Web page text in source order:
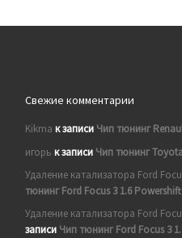
Свежие комментарии
Kikma к записи Чип тюнинг
игорь к записи Чип тюнинг
Удаление катализатора Ford
тюнинг Ford Focus 3 1.6 Powershift
Удаление катализатора Ford
записи Чип тюнинг Ford Focus 3